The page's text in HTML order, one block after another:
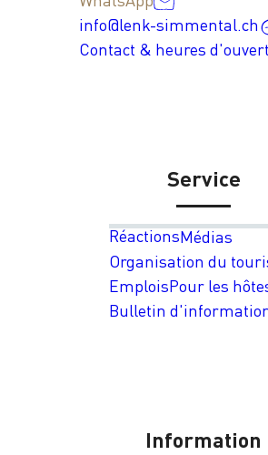
info@lenk-simmental.ch
Contact & heures
Service
RéactionsMédias
Organisation du
EmploisPour les
Bulletin
Information